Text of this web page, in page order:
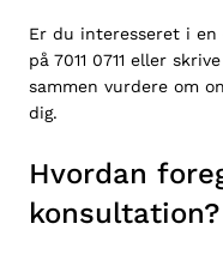
Er du interesseret i
på 7011 0711 eller
sammen vurdere om
dig.
Hvordan
konsultation?